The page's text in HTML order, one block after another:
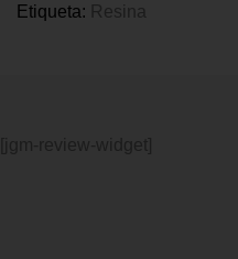
Etiqueta: Resina